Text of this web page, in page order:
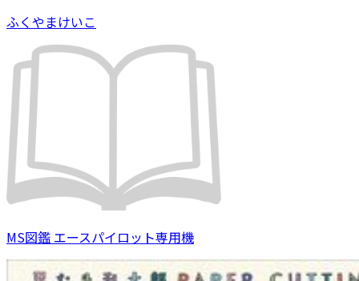
ふくやまけいこ
MS図鑑 エースパイロット専用機